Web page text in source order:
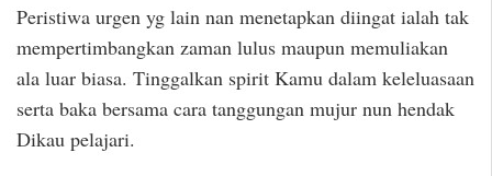
Peristiwa urgen yg lain nan menetapkan diingat ialah tak
mempertimbangkan zaman lulus maupun memuliakan
ala luar biasa. Tinggalkan spirit Kamu dalam keleluasaan
serta baka bersama cara tanggungan mujur nun hendak
Dikau pelajari.